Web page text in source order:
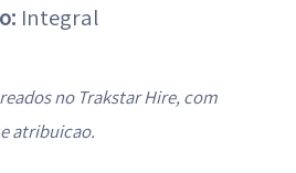
Integral
no Trakstar Hire, com
atribuicao.